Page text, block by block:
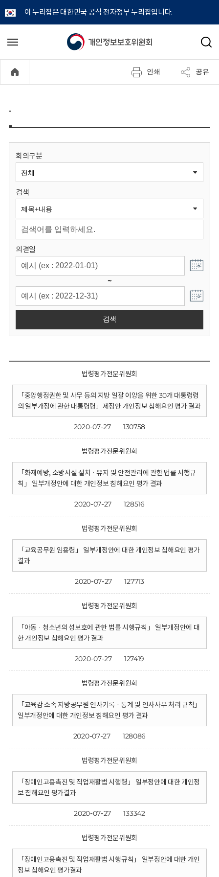
이 누리집은 대한민국 공식 전자정부 누리집입니다.
개
정
보
원
회
메
기
검
인쇄 공유
-
회의구분
검색
의결일
~
검색
법령평가전문위원회
「중앙행정권한 및 사무 등의 지방 일괄 이양을 위한 30개 대통령령
의 일부개정에 관한 대통령령」제정안 개인정보 침해요인 평가 결과
2020-07-27 130758
법령평가전문위원회
「화재예방, 소방시설 설치 · 유지 및 안전관리에 관한 법률 시행규
칙」 일부개정안에 대한 개인정보 침해요인 평가 결과
2020-07-27 128516
법령평가전문위원회
「교육공무원 임용령」 일부개정안에 대한 개인정보 침해요인 평가
결과
2020-07-27 127713
법령평가전문위원회
「아동 · 청소년의 성보호에 관한 법률 시행규칙」 일부개정안에 대
한 개인정보 침해요인 평가 결과
2020-07-27 127419
법령평가전문위원회
「교육감 소속 지방공무원 인사기록 · 통계 및 인사사무 처리 규칙」
일부개정안에 대한 개인정보 침해요인 평가 결과
2020-07-27 128086
법령평가전문위원회
「장애인고용촉진 및 직업재활법 시행령」 일부정안에 대한 개인정
보 침해요인 평가결과
2020-07-27 133342
법령평가전문위원회
「장애인고용촉진 및 직업재활법 시행규칙」 일부정안에 대한 개인
정보 침해요인 평가결과